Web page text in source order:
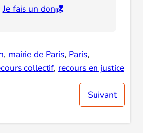
Je fais un don
, mairie de Paris, Paris
collectif, recours en justice
Suivant